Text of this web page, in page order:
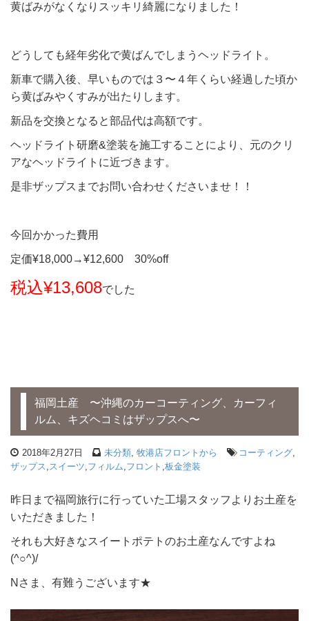
黄ばみがなくなりスッキリ綺麗になりました！
どうしても経年劣化で黄ばんでしまうヘッドライト。
新車で購入後、早いものでは３〜４年くらい経過した頃か
ら黄ばみやくすみが出たりします。
新品を交換となると部品代は高額です。
ヘッドライト研磨&塗装を施工することにより、元のクリ
アなヘッドライトに近づきます。
是非ザップスまでお問い合わせくださいませ！！
今回かかった費用
定価¥18,000→¥12,600 30%off
税込¥13,608でした
福岡土産 〜沖縄のカーコーティング、カーフィ
ルム、キズヘコミはザップスへ〜
2018年2月27日 未分類 牧港店フロントから コーティング
ザップス スイーツ フィルム フロント 板金塗装
昨日まで福岡旅行に行っていた工場スタッフよりお土産を
いただきました！
それも大好きなスイートポテトのお土産なんですよね
(^○^)/
Nさま、有難うございます★